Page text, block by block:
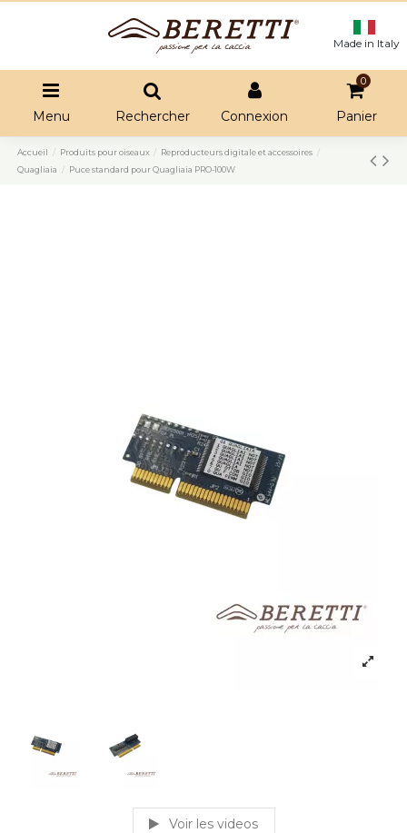
Made in Italy
Menu Rechercher Connexion
0
Panier
Accueil Produits pour oiseaux
Reproducteurs digitale et accessoires
Quagliaia
Puce standard pour Quagliaia PRO-100W
Voir les videos